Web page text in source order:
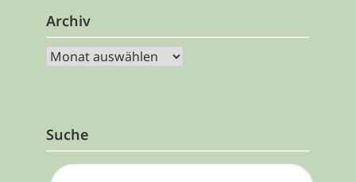
Archiv
Archiv
Suche
SUCHEN